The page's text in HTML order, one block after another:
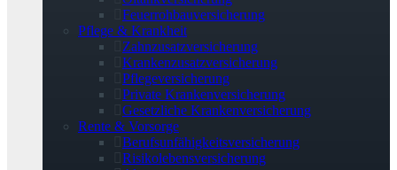
Feuerrohbauversicherung
Pflege & Krankheit
Zahnzusatzversicherung
Krankenzusatzversicherung
Pflegeversicherung
Private Krankenversicherung
Gesetzliche Krankenversicherung
Rente & Vorsorge
Berufs­unfähigkeitsversicherung
Risikolebensversicherung